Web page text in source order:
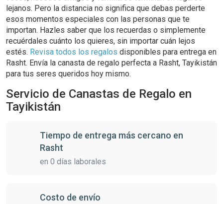
lejanos. Pero la distancia no significa que debas perderte
esos momentos especiales con las personas que te
importan. Hazles saber que los recuerdas o simplemente
recuérdales cuánto los quieres, sin importar cuán lejos
estés. Revisa todos los regalos disponibles para entrega en
Rasht. Envía la canasta de regalo perfecta a Rasht, Tayikistán
para tus seres queridos hoy mismo.
Servicio de Canastas de Regalo en
Tayikistán
Tiempo de entrega más cercano en
Rasht
en 0 días laborales
Costo de envío